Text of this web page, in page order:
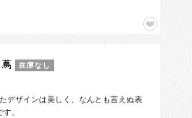
在庫なし
デザインは美しく、なんとも言えぬ表
。